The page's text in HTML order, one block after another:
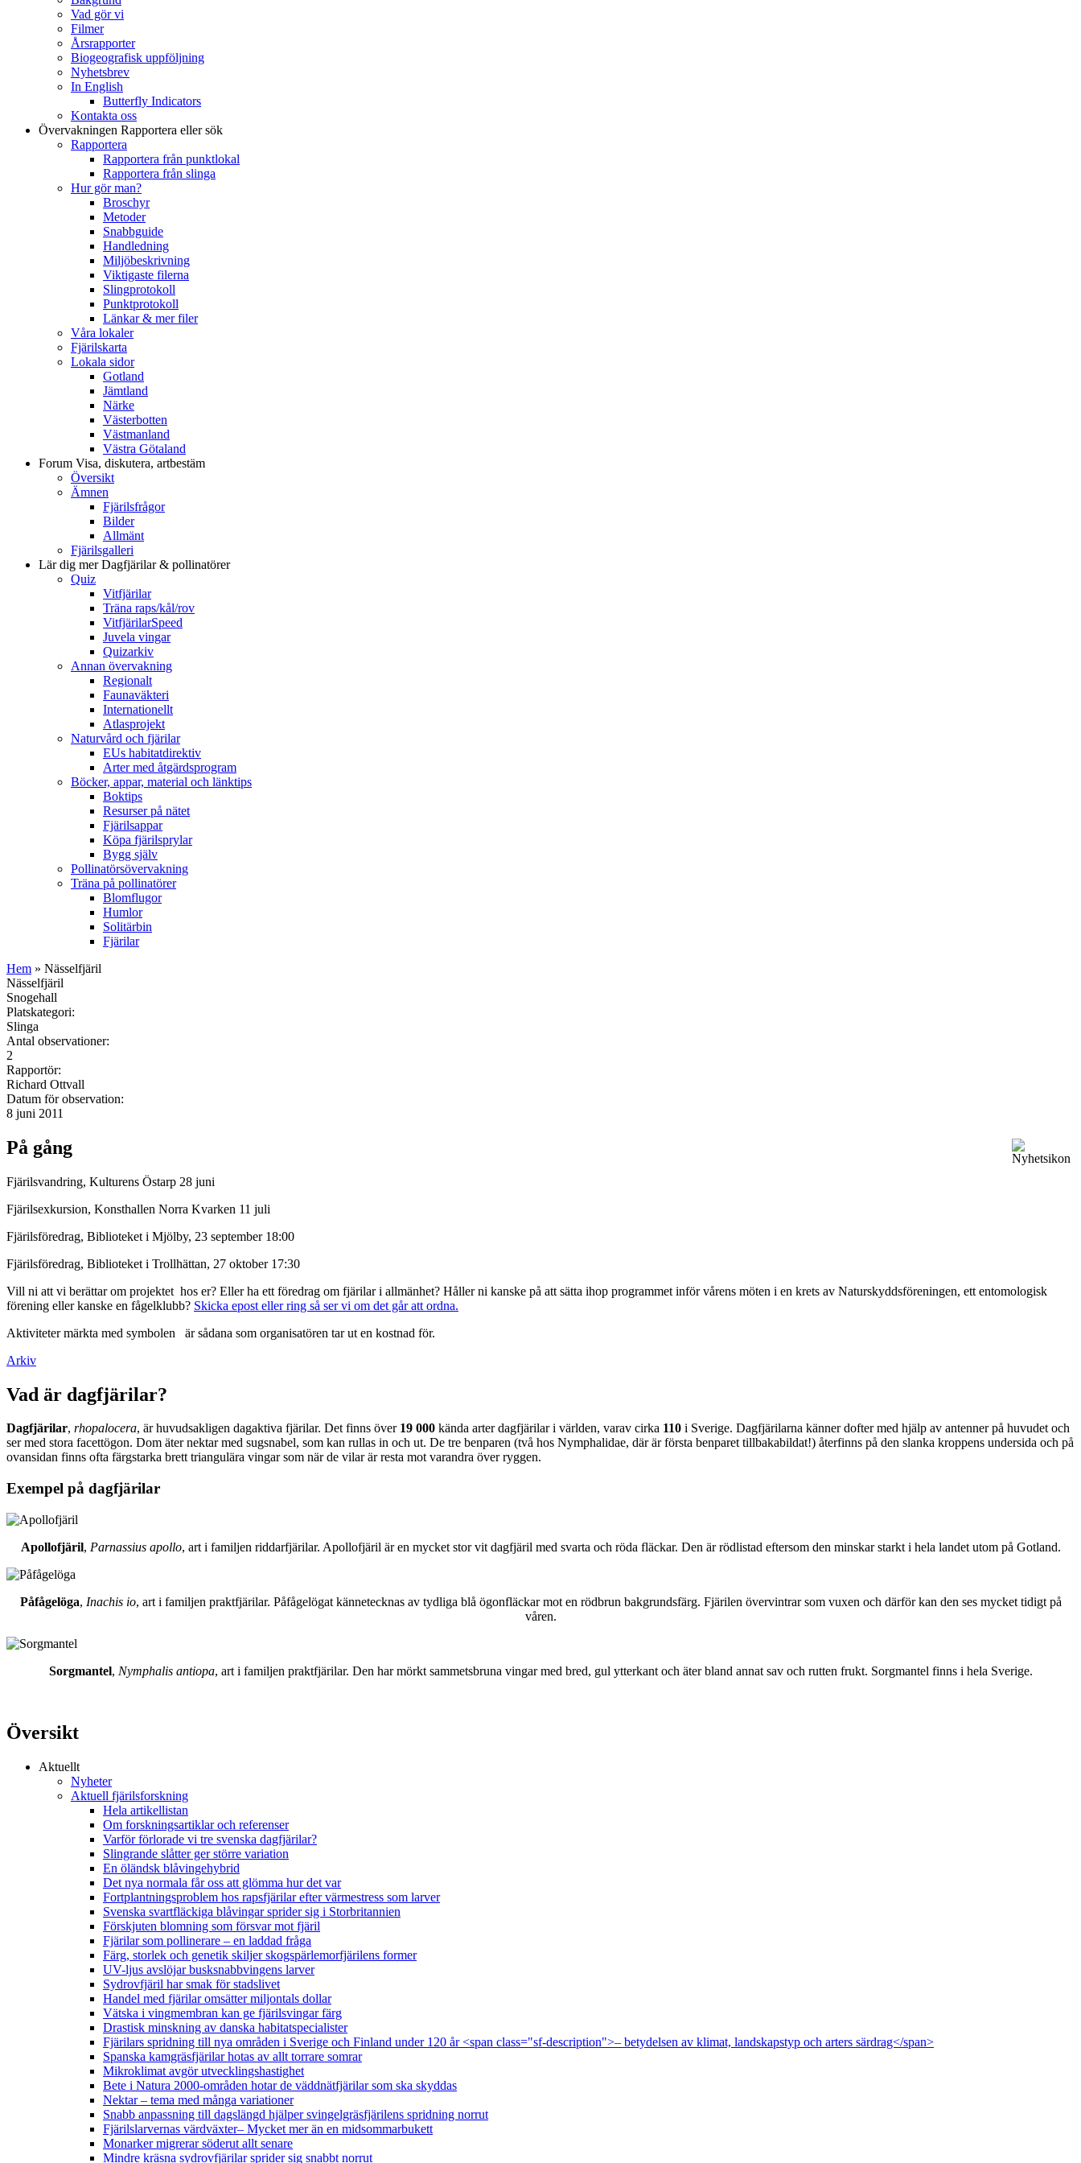
Vad gör vi
Filmer
Årsrapporter
Biogeografisk uppföljning
Nyhetsbrev
In English
Butterfly Indicators
Kontakta oss
Övervakningen Rapportera eller sök
Rapportera
Rapportera från punktlokal
Rapportera från slinga
Hur gör man?
Broschyr
Metoder
Snabbguide
Handledning
Miljöbeskrivning
Viktigaste filerna
Slingprotokoll
Punktprotokoll
Länkar & mer filer
Våra lokaler
Fjärilskarta
Lokala sidor
Gotland
Jämtland
Närke
Västerbotten
Västmanland
Västra Götaland
Forum Visa, diskutera, artbestäm
Översikt
Ämnen
Fjärilsfrågor
Bilder
Allmänt
Fjärilsgalleri
Lär dig merDagfjärilar & pollinatörer
Quiz
Vitfjärilar
Träna raps/kål/rov
VitfjärilarSpeed
Juvela vingar
Quizarkiv
Annan övervakning
Regionalt
Faunaväkteri
Internationellt
Atlasprojekt
Naturvård och fjärilar
EUs habitatdirektiv
Arter med åtgärdsprogram
Böcker, appar, material och länktips
Boktips
Resurser på nätet
Fjärilsappar
Köpa fjärilsprylar
Bygg själv
Pollinatörsövervakning
Träna på pollinatörer
Blomflugor
Humlor
Solitärbin
Fjärilar
Hem » Nässelfjäril
Nässelfjäril
Snogehall
Platskategori:
Slinga
Antal observationer:
2
Rapportör:
Richard Ottvall
Datum för observation:
8 juni 2011
På gång
Fjärilsvandring, Kulturens Östarp 28 juni
Fjärilsexkursion, Konsthallen Norra Kvarken 11 juli
Fjärilsföredrag, Biblioteket i Mjölby, 23 september 18:00
Fjärilsföredrag, Biblioteket i Trollhättan, 27 oktober 17:30
Vill ni att vi berättar om projektet hos er? Eller ha ett föredrag om fjärilar i allmänhet? Håller ni kanske på att sätta ihop programmet inför vårens möten i en krets av Naturskyddsföreningen, ett entomologisk
förening eller kanske en fågelklubb? Skicka epost eller ring så ser vi om det går att ordna.
Aktiviteter märkta med symbolen
är sådana som organisatören tar ut en kostnad för.
Arkiv
Vad är dagfjärilar?
Dagfjärilar, rhopalocera, är huvudsakligen dagaktiva fjärilar. Det finns över 19 000 kända arter dagfjärilar i världen, varav cirka 110 i Sverige. Dagfjärilarna känner dofter med hjälp av antenner på huvudet och
ser med stora facettögon. Dom äter nektar med sugsnabel, som kan rullas in och ut. De tre benparen (två hos Nymphalidae, där är första benparet tillbakabildat!) återfinns på den slanka kroppens undersida och på
ovansidan finns ofta färgstarka brett triangulära vingar som när de vilar är resta mot varandra över ryggen.
Exempel på dagfjärilar
Apollofjäril, Parnassius apollo, art i familjen riddarfjärilar. Apollofjäril är en mycket stor vit dagfjäril med svarta och röda fläckar. Den är rödlistad eftersom den minskar starkt i hela landet utom på Gotland.
Påfågelöga, Inachis io, art i familjen praktfjärilar. Påfågelögat kännetecknas av tydliga blå ögonfläckar mot en rödbrun bakgrundsfärg. Fjärilen övervintrar som vuxen och därför kan den ses mycket tidigt på
våren.
Sorgmantel, Nymphalis antiopa, art i familjen praktfjärilar. Den har mörkt sammetsbruna vingar med bred, gul ytterkant och äter bland annat sav och rutten frukt. Sorgmantel finns i hela Sverige.
Översikt
Aktuellt
Nyheter
Aktuell fjärilsforskning
Hela artikellistan
Om forskningsartiklar och referenser
Varför förlorade vi tre svenska dagfjärilar?
Slingrande slåtter ger större variation
En öländsk blåvingehybrid
Det nya normala får oss att glömma hur det var
Fortplantningsproblem hos rapsfjärilar efter värmestress som larver
Svenska svartfläckiga blåvingar sprider sig i Storbritannien
Förskjuten blomning som försvar mot fjäril
Fjärilar som pollinerare – en laddad fråga
Färg, storlek och genetik skiljer skogspärlemorfjärilens former
UV-ljus avslöjar busksnabbvingens larver
Sydrovfjäril har smak för stadslivet
Handel med fjärilar omsätter miljontals dollar
Vätska i vingmembran kan ge fjärilsvingar färg
Drastisk minskning av danska habitatspecialister
Fjärilars spridning till nya områden i Sverige och Finland under 120 år <span class="sf-description">– betydelsen av klimat, landskapstyp och arters särdrag</span>
Spanska kamgräsfjärilar hotas av allt torrare somrar
Mikroklimat avgör utvecklingshastighet
Bete i Natura 2000-områden hotar de väddnätfjärilar som ska skyddas
Nektar – tema med många variationer
Snabb anpassning till dagslängd hjälper svingelgräsfjärilens spridning norrut
Fjärilslarvernas värdväxter– Mycket mer än en midsommarbukett
Monarker migrerar söderut allt senare
Mindre kräsna sydrovfjärilar sprider sig snabbt norrut